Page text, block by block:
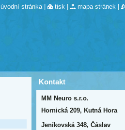
Kontakt
MM Neuro s.r.o.
Hornická 209, Kutná Hora
Jeníkovská 348, Čáslav
úvodní stránka tisk mapa stránek